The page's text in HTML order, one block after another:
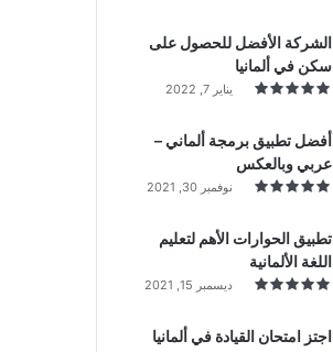
الشركة الأفضل للحصول على
سكن في ألمانيا
يناير 7, 2022
أفضل تطبيق برمجة ألماني –
عربي وبالعكس
نوفمبر 30, 2021
تطبيق الحوارات الأهم لتعليم
اللغة الألمانية
ديسمبر 15, 2021
اجتز امتحان القيادة في ألمانيا